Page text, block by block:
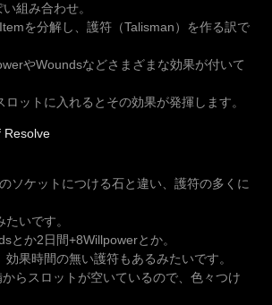
組み合わせ。
を分解し、護符（Talisman）を作る訳で
やWoundsなどさまざまな効果が付いて
ットに入れるとその効果が発揮します。
Resolve
ソケットにつける石と違い、護符の多くに
いです。
とか2日間+8Willpowerとか。
果時間の無い護符もあるみたいです。
らスロットが空いているので、色々つけ